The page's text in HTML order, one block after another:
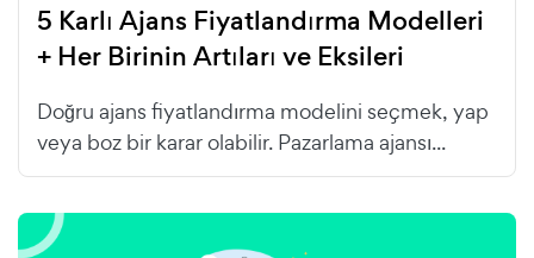
5 Karlı Ajans Fiyatlandırma Modelleri
+ Her Birinin Artıları ve Eksileri
Doğru ajans fiyatlandırma modelini seçmek, yap
veya boz bir karar olabilir. Pazarlama ajansı...